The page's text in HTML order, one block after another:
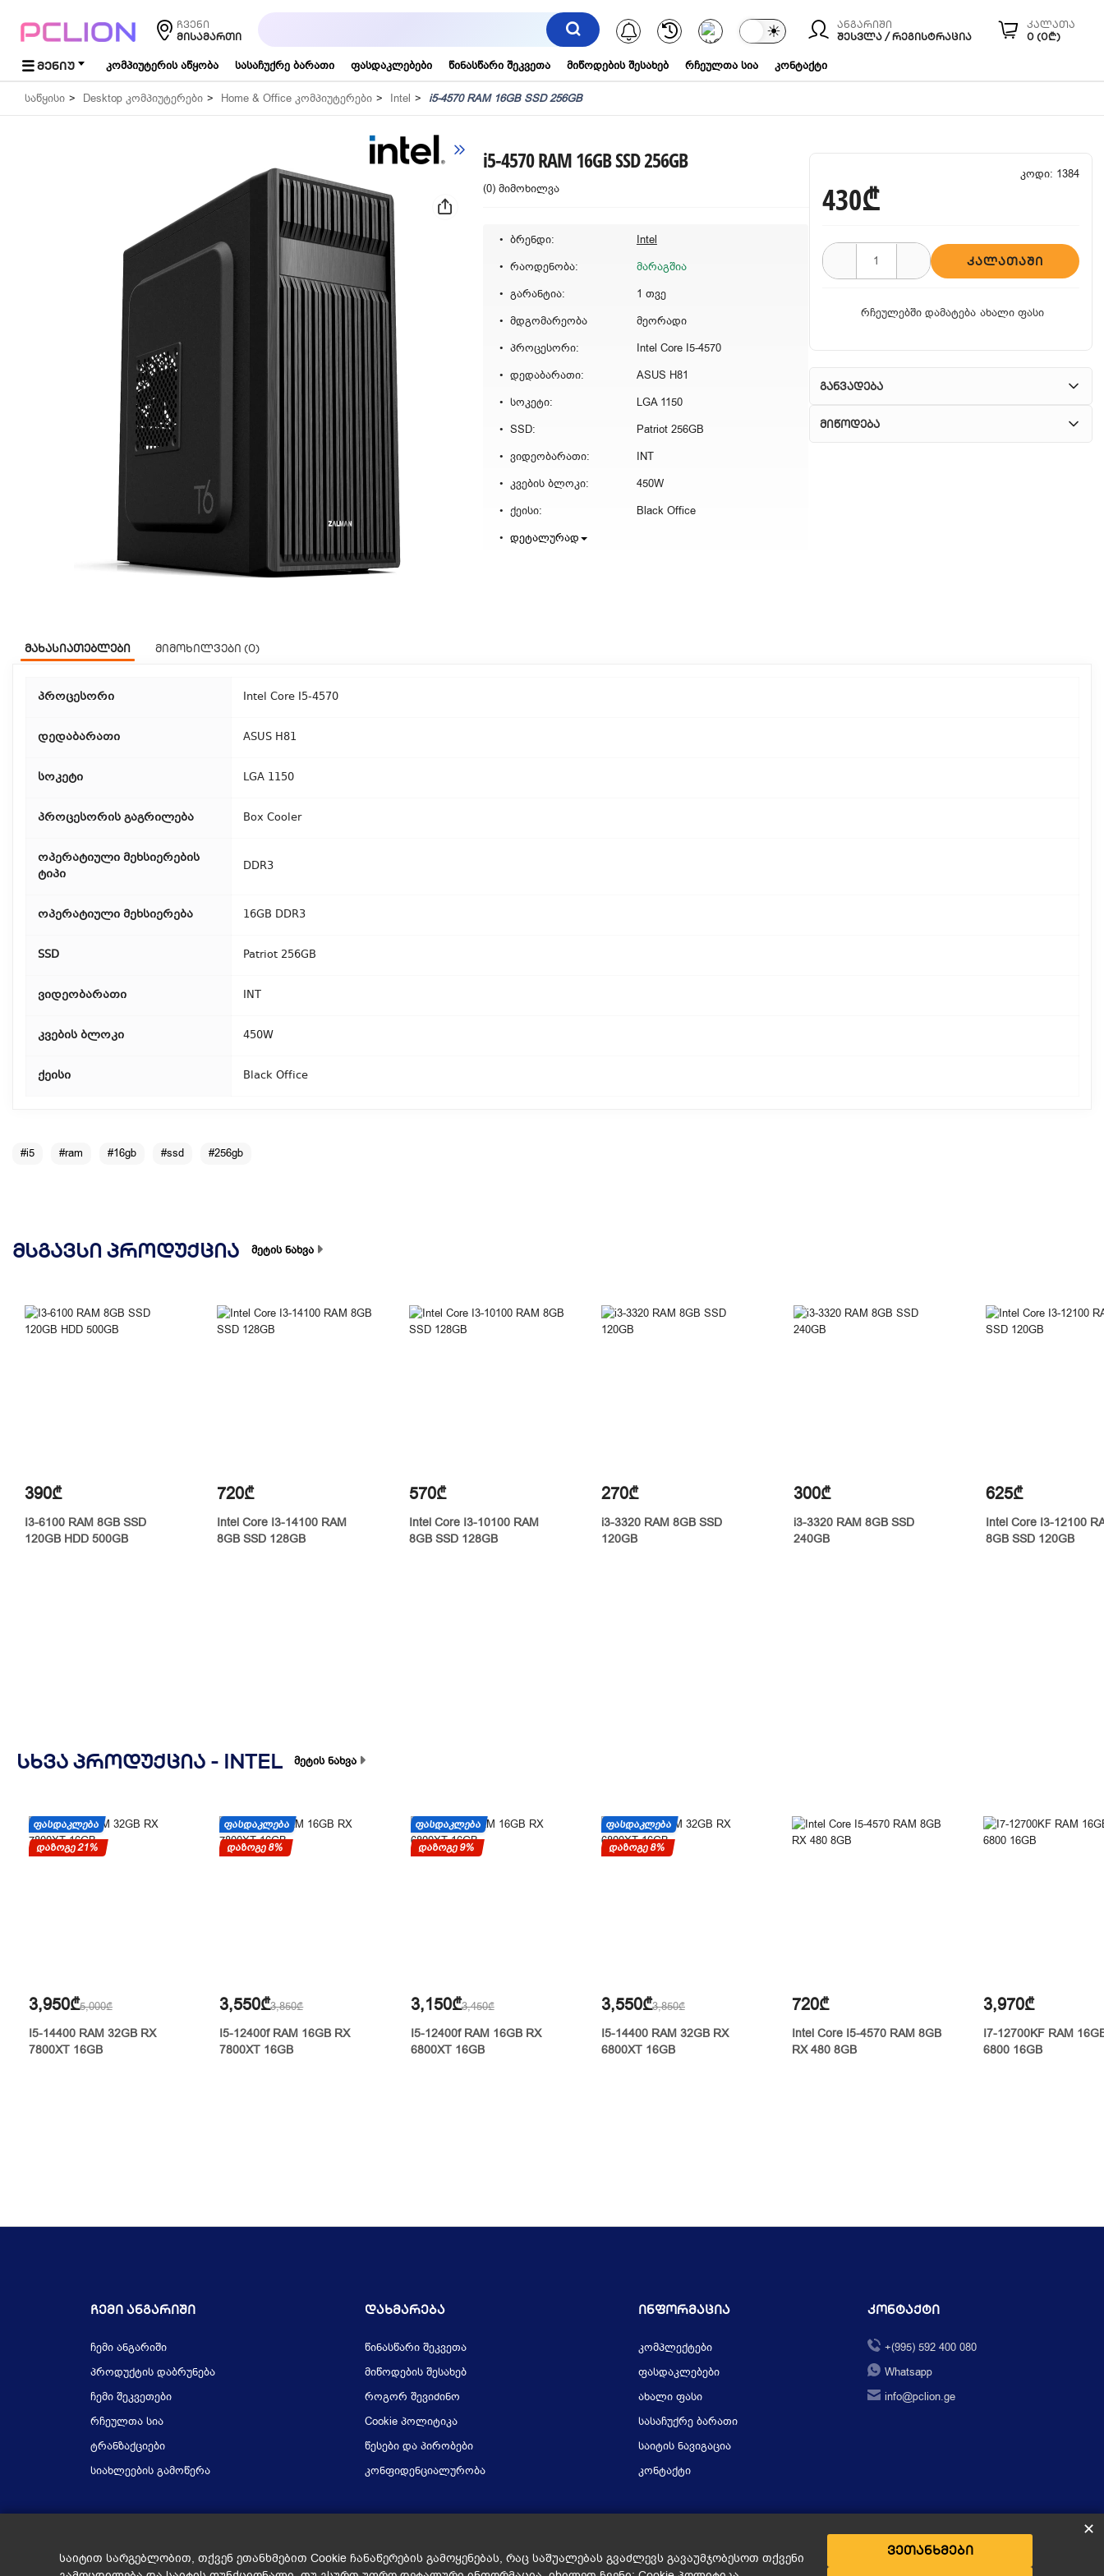
ჩვენი
ᲛᲘᲡᲐᲛᲐᲠᲗᲘ
კალათა
0 (0₾)
ანგარიში
ᲨᲔᲡᲕᲚᲐ / ᲠᲔᲒᲘᲡᲢᲠᲐᲪᲘᲐ
☀
შეტყობინებები
ᲛᲔᲜᲘᲣ კომპიუტერის აწყობა სასაჩუქრე ბარათი ფასდაკლებები წინასწარი შეკვეთა მიწოდების შესახებ რჩეულთა სია კონტაქტი
საწყისი Desktop კომპიუტერები Home & Office კომპიუტერები Intel i5-4570 RAM 16GB SSD 256GB
i5-4570 RAM 16GB SSD 256GB
(0) მიმოხილვა
ბრენდი:
Intel
რაოდენობა:
მარაგშია
გარანტია:
1 თვე
მდგომარეობა
მეორადი
პროცესორი:
Intel Core I5-4570
დედაბარათი:
ASUS H81
სოკეტი:
LGA 1150
SSD:
Patriot 256GB
ვიდეობარათი:
INT
კვების ბლოკი:
450W
ქეისი:
Black Office
დეტალურად
კოდი: 1384
430₾
ᲙᲐᲚᲐᲗᲐᲨᲘ
რჩეულებში დამატება ახალი ფასი
განვადება
მიწოდება
მახასიათებლები მიმოხილვები (0)
პროცესორი Intel Core I5-4570
დედაბარათი ASUS H81
სოკეტი LGA 1150
პროცესორის გაგრილება Box Cooler
ოპერატიული მეხსიერების
ტიპი
DDR3
ოპერატიული მეხსიერება 16GB DDR3
SSD Patriot 256GB
ვიდეობარათი INT
კვების ბლოკი 450W
ქეისი Black Office
#i5 #ram #16gb #ssd #256gb
ᲛᲡᲒᲐᲕᲡᲘ ᲞᲠᲝᲓᲣᲥᲪᲘᲐ მეტის ნახვა
390₾
I3-6100 RAM 8GB SSD
120GB HDD 500GB
720₾
Intel Core I3-14100 RAM
8GB SSD 128GB
570₾
Intel Core I3-10100 RAM
8GB SSD 128GB
270₾
i3-3320 RAM 8GB SSD
120GB
300₾
i3-3320 RAM 8GB SSD
240GB
625₾
Intel Core I3-12100
8GB SSD 120GB
ᲡᲮᲕᲐ ᲞᲠᲝᲓᲣᲥᲪᲘᲐ - INTEL მეტის ნახვა
ᲤᲐᲡᲓᲐᲙᲚᲔᲑᲐ
დაზოგე 21%
3,950₾5,000₾
I5-14400 RAM 32GB RX
7800XT 16GB
ᲤᲐᲡᲓᲐᲙᲚᲔᲑᲐ
დაზოგე 8%
3,550₾3,850₾
I5-12400f RAM 16GB RX
7800XT 16GB
ᲤᲐᲡᲓᲐᲙᲚᲔᲑᲐ
დაზოგე 9%
3,150₾3,450₾
I5-12400f RAM 16GB RX
6800XT 16GB
ᲤᲐᲡᲓᲐᲙᲚᲔᲑᲐ
დაზოგე 8%
3,550₾3,850₾
I5-14400 RAM 32GB RX
6800XT 16GB
720₾
Intel Core I5-4570 RAM 8GB
RX 480 8GB
3,970₾
I7-12700KF RAM
6800 16GB
Ჩემი Ანგარიში
ჩემი ანგარიში
პროდუქტის დაბრუნება
ჩემი შეკვეთები
რჩეულთა სია
ტრანზაქციები
სიახლეების გამოწერა
Დახმარება
წინასწარი შეკვეთა
მიწოდების შესახებ
როგორ შევიძინო
Cookie პოლიტიკა
წესები და პირობები
კონფიდენციალურობა
Ინფორმაცია
კომპლექტები
ფასდაკლებები
ახალი ფასი
სასაჩუქრე ბარათი
საიტის ნავიგაცია
კონტაქტი
Კონტაქტი
+(995) 592 400 080
Whatsapp
info@pclion.ge
საიტით სარგებლობით, თქვენ ეთანხმებით Cookie ჩანაწერების გამოყენებას, რაც საშუალებას გვაძლევს გავაუმჯობესოთ თქვენი
ვეთანხმები
✕